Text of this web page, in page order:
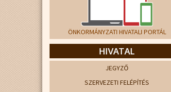
ÖNKORMÁNYZATI HIVATALI PORTÁL
HIVATAL
JEGYZŐ
SZERVEZETI FELÉPÍTÉS